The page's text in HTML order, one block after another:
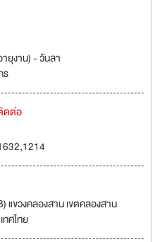
ยุงาน) - วันลา
ร
ดต่อ
แขวงคลองสาน เขตคลองสาน
ศไทย